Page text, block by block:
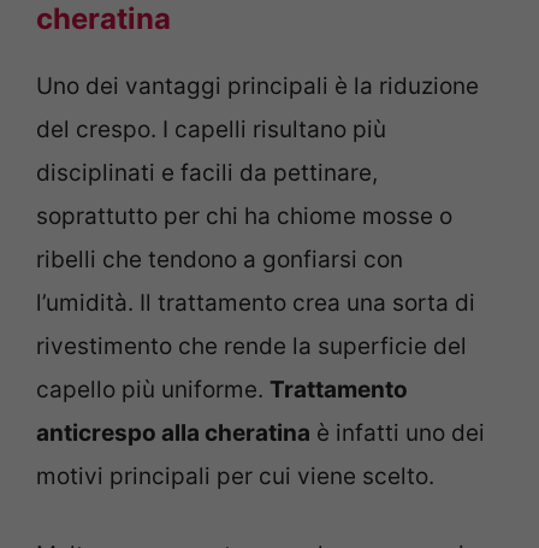
cheratina
Uno dei vantaggi principali è la riduzione
del crespo. I capelli risultano più
disciplinati e facili da pettinare,
soprattutto per chi ha chiome mosse o
ribelli che tendono a gonfiarsi con
l’umidità. Il trattamento crea una sorta di
rivestimento che rende la superficie del
capello più uniforme. Trattamento
anticrespo alla cheratina è infatti uno dei
motivi principali per cui viene scelto.